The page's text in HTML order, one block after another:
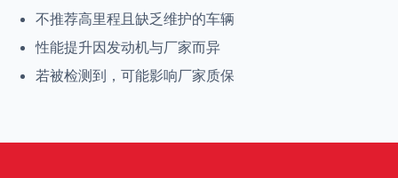
不推荐高里程且缺乏维护的车辆
性能提升因发动机与厂家而异
若被检测到，可能影响厂家质保